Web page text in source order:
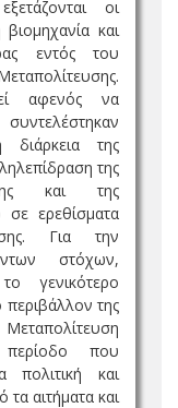
οι
και
εντός του
αφενός να
διάρκεια της
της
και της
ερεθίσματα
Για την
στόχων,
γενικότερο
περιβάλλον της
περίοδο που
πολιτική και
αιτήματα και